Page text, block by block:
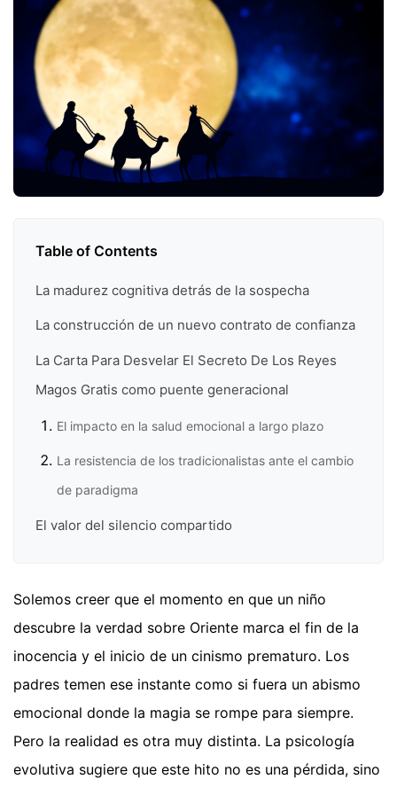
Table of Contents
La madurez cognitiva detrás de la sospecha
La construcción de un nuevo contrato de confianza
La Carta Para Desvelar El Secreto De Los Reyes
Magos Gratis como puente generacional
El impacto en la salud emocional a largo plazo
La resistencia de los tradicionalistas ante el cambio
de paradigma
El valor del silencio compartido
Solemos creer que el momento en que un niño
descubre la verdad sobre Oriente marca el fin de la
inocencia y el inicio de un cinismo prematuro. Los
padres temen ese instante como si fuera un abismo
emocional donde la magia se rompe para siempre.
Pero la realidad es otra muy distinta. La psicología
evolutiva sugiere que este hito no es una pérdida, sino